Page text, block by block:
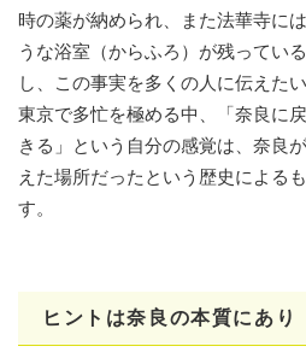
時の薬が納められ、また法華寺に
うな浴室（からふろ）が残ってい
し、この事実を多くの人に伝えた
東京で多忙を極める中、「奈良に
きる」という自分の感覚は、奈良
えた場所だったという歴史による
す。
ヒントは奈良の本質にあり